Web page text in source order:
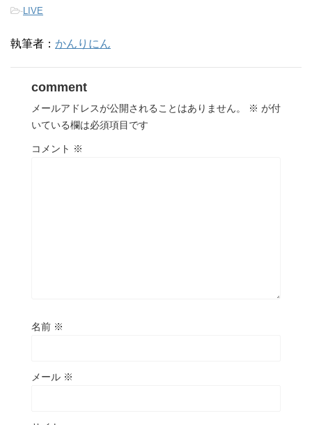
-LIVE
執筆者： かんりにん
comment
メールアドレスが公開されることはありません。 ※ が付
いている欄は必須項目です
コメント ※
名前 ※
メール ※